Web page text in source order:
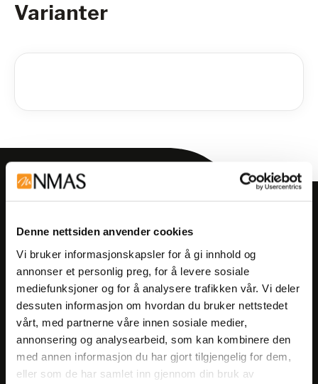
Denne nettsiden anvender cookies
Vi bruker informasjonskapsler for å gi innhold og
annonser et personlig preg, for å levere sosiale
mediefunksjoner og for å analysere trafikken vår. Vi deler
dessuten informasjon om hvordan du bruker nettstedet
vårt, med partnerne våre innen sosiale medier,
annonsering og analysearbeid, som kan kombinere den
med annen informasjon du har gjort tilgjengelig for dem,
eller som de har samlet inn gjennom din bruk av
Varianter
Få informasjon om produkter,
arrangementer og kampanjer.
Meld på nyhetsbrev